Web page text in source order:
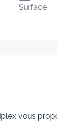
Surface
vous